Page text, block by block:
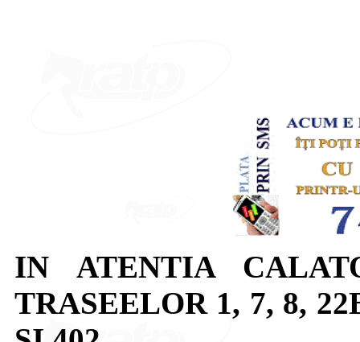
IN ATENTIA
TRASEELOR 1, 7, 8,